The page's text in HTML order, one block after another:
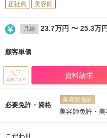
正社員 美容師
月給 23.7万円 〜 25.3万円
顧客単価
資料請求
必要免許・資格
美容師免許
美容師免許・
こだわり